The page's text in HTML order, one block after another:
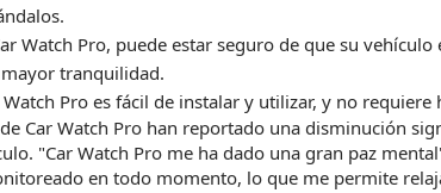
Watch Pro, puede estar seguro de que su
tranquilidad.
Pro es fácil de instalar y utilizar, y no requiere
Car Watch Pro han reportado una disminución
"Car Watch Pro me ha dado una gran paz
en todo momento, lo que me permite